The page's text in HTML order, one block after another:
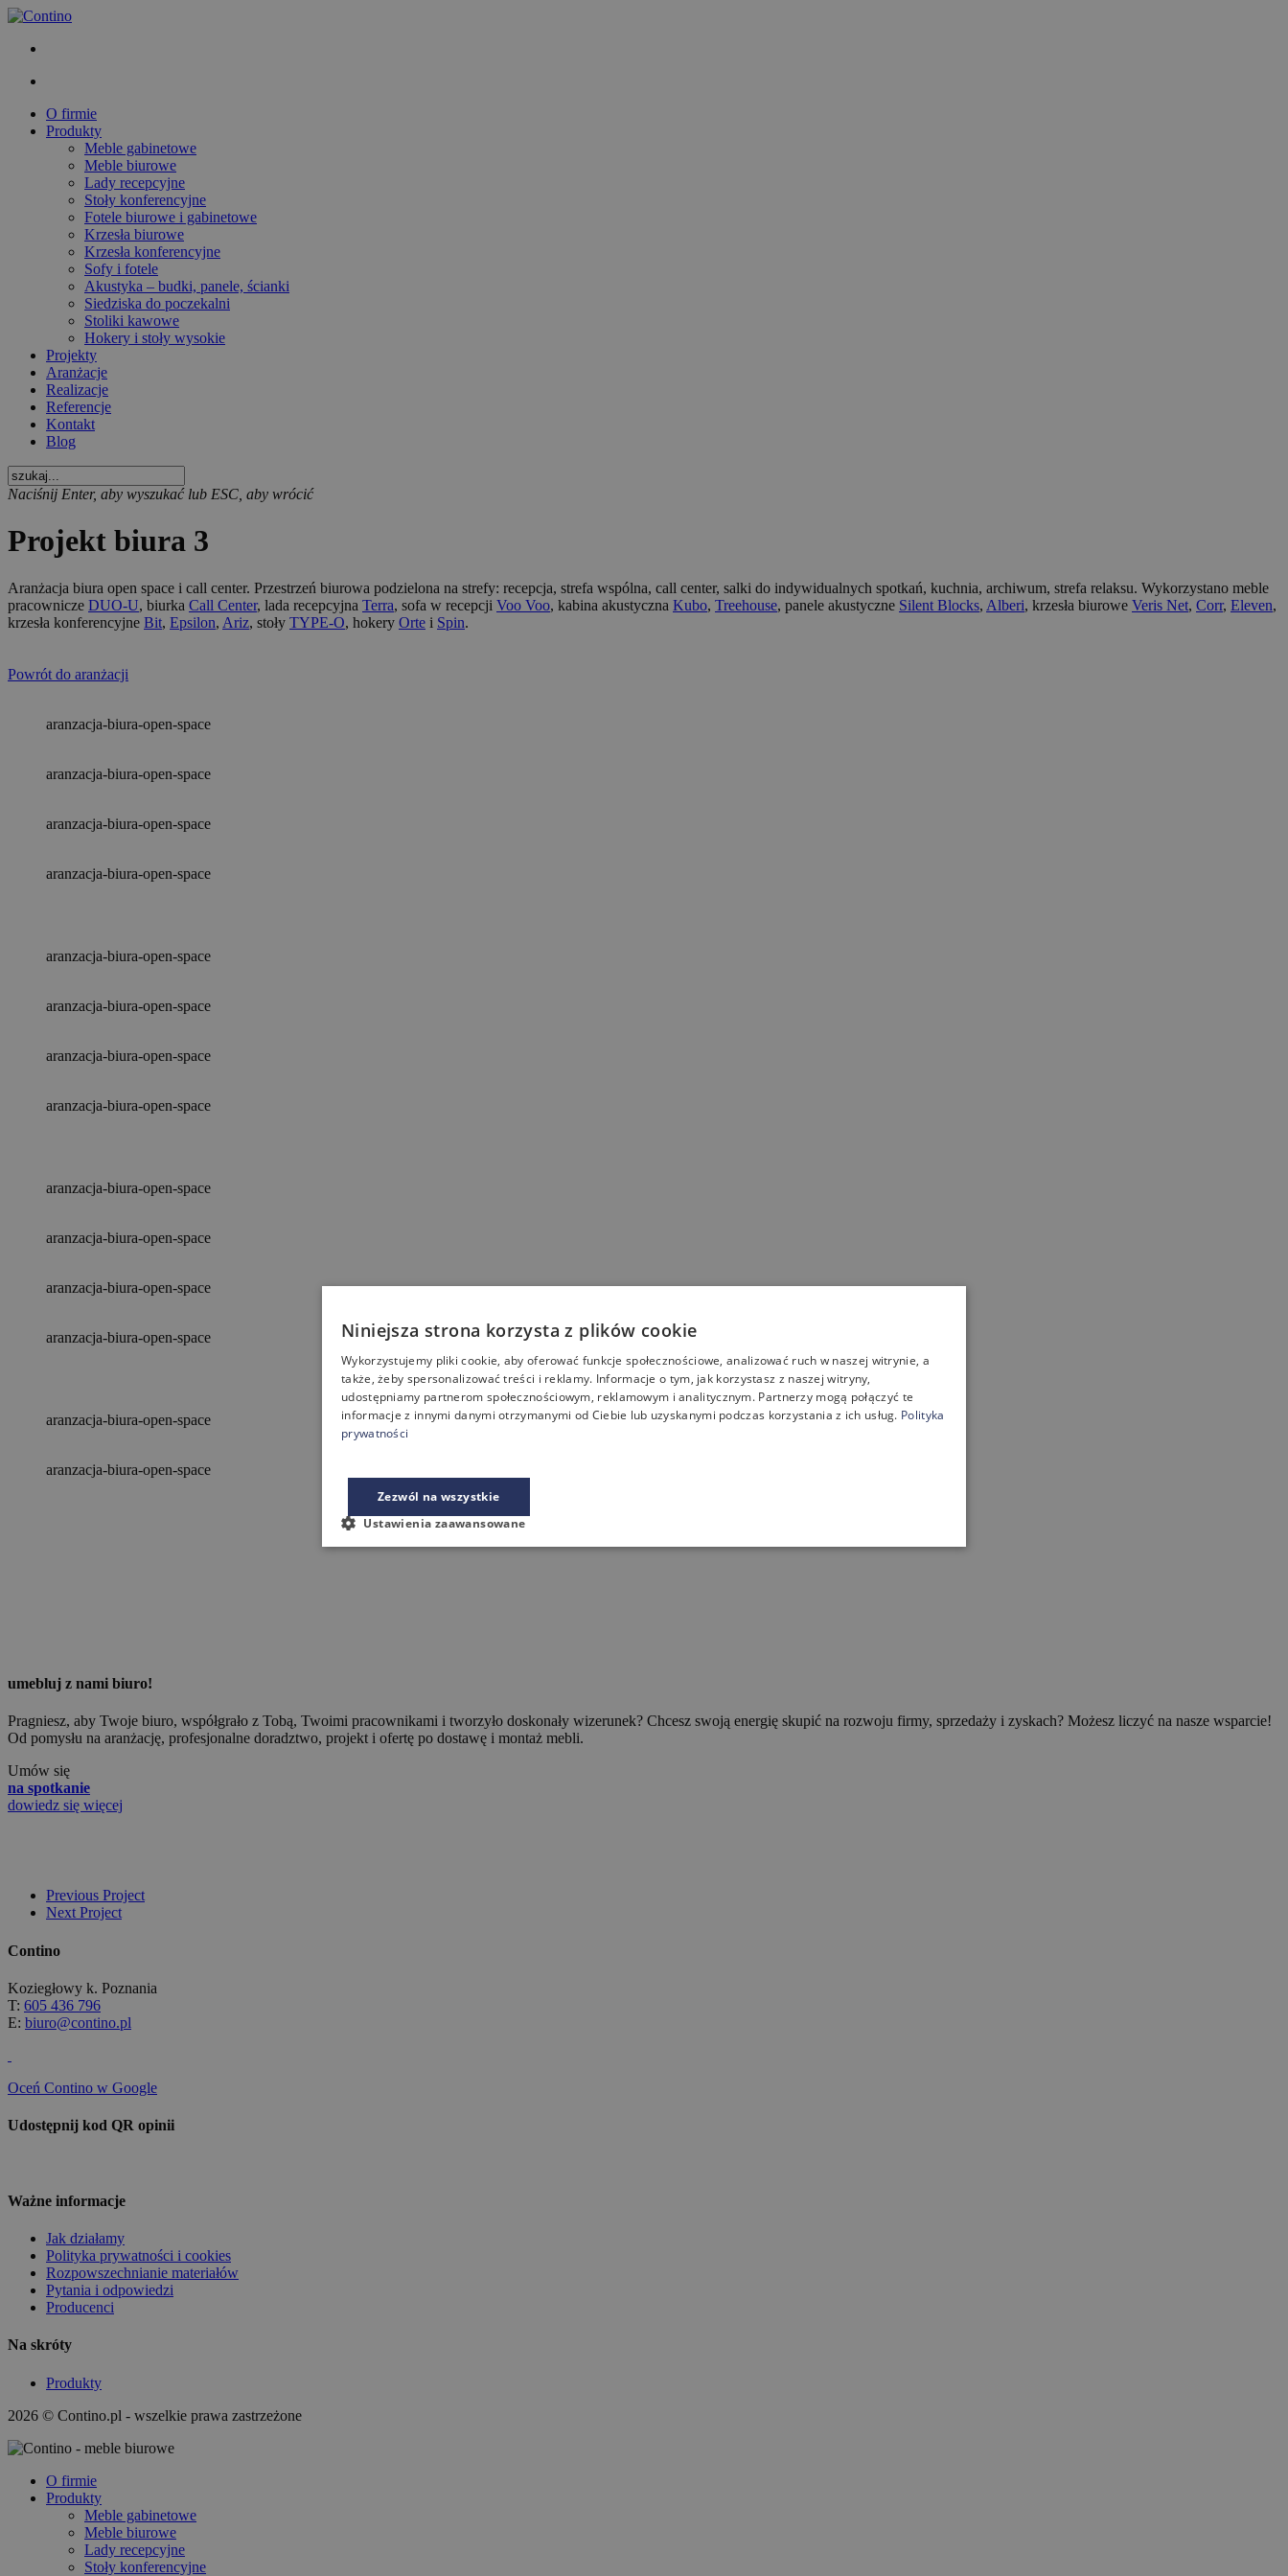
O firmie
Produkty
Meble gabinetowe
Meble biurowe
Lady recepcyjne
Stoły konferencyjne
Fotele biurowe i gabinetowe
Krzesła biurowe
Krzesła konferencyjne
Sofy i fotele
Akustyka – budki, panele, ścianki
Siedziska do poczekalni
Stoliki kawowe
Hokery i stoły wysokie
Projekty
Aranżacje
Realizacje
Referencje
Kontakt
Blog
Naciśnij Enter, aby wyszukać lub ESC, aby wrócić
Projekt biura 3
Aranżacja biura open space i call center. Przestrzeń biurowa podzielona na strefy: recepcja, strefa wspólna, call center, salki do indywidualnych spotkań, kuchnia, archiwum, strefa relaksu. Wykorzystano meble
pracownicze DUO-U, biurka Call Center, lada recepcyjna Terra, sofa w recepcji Voo Voo, kabina akustyczna Kubo, Treehouse, panele akustyczne Silent Blocks, Alberi, krzesła biurowe Veris Net, Corr, Eleven,
krzesła konferencyjne Bit, Epsilon, Ariz, stoły TYPE-O, hokery Orte i Spin.
Powrót do aranżacji
aranzacja-biura-open-space
aranzacja-biura-open-space
aranzacja-biura-open-space
aranzacja-biura-open-space
aranzacja-biura-open-space
aranzacja-biura-open-space
aranzacja-biura-open-space
aranzacja-biura-open-space
aranzacja-biura-open-space
aranzacja-biura-open-space
aranzacja-biura-open-space
aranzacja-biura-open-space
aranzacja-biura-open-space
aranzacja-biura-open-space
umebluj z nami biuro!
Pragniesz, aby Twoje biuro, współgrało z Tobą, Twoimi pracownikami i tworzyło doskonały wizerunek? Chcesz swoją energię skupić na rozwoju firmy, sprzedaży i zyskach? Możesz liczyć na nasze wsparcie!
Od pomysłu na aranżację, profesjonalne doradztwo, projekt i ofertę po dostawę i montaż mebli.
Umów się
na spotkanie
dowiedz się więcej
Previous Project
Next Project
Contino
Koziegłowy k. Poznania
T: 605 436 796
E: biuro@contino.pl
Oceń Contino w Google
Udostępnij kod QR opinii
Ważne informacje
Jak działamy
Polityka prywatności i cookies
Rozpowszechnianie materiałów
Pytania i odpowiedzi
Producenci
Na skróty
Produkty
2026 © Contino.pl - wszelkie prawa zastrzeżone
O firmie
Produkty
Meble gabinetowe
Meble biurowe
Lady recepcyjne
Stoły konferencyjne
Niniejsza strona korzysta z plików cookie
Wykorzystujemy pliki cookie, aby oferować funkcje społecznościowe, analizować ruch w naszej witrynie, a
także, żeby spersonalizować treści i reklamy. Informacje o tym, jak korzystasz z naszej witryny,
udostępniamy partnerom społecznościowym, reklamowym i analitycznym. Partnerzy mogą połączyć te
informacje z innymi danymi otrzymanymi od Ciebie lub uzyskanymi podczas korzystania z ich usług. Polityka
prywatności
Zezwól na wszystkie
Ustawienia zaawansowane